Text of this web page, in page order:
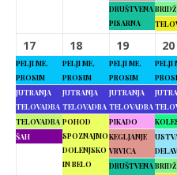
DRUŠTVENA
PISARNA
BRIDŽ
17
PELJI ME,
PROSIM
JUTRANJA
TELOVADBA
TELOVADBA
ŠAH
18
PELJI ME,
PROSIM
JUTRANJA
TELOVADBA
POHOD
SPOZNAJMO
DOLENJSKO
IN BELO
19
PELJI ME,
PROSIM
JUTRANJA
TELOVADBA
PIKADO
KEGLJANJE
VRVICA
DRUŠTVENA
20
PELJI
BRIDŽ